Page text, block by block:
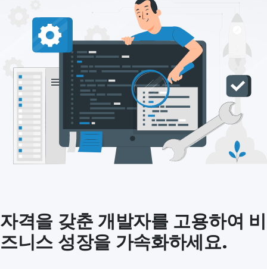
자격을 갖춘 개발자를 고용하여 비
즈니스 성장을 가속화하세요.